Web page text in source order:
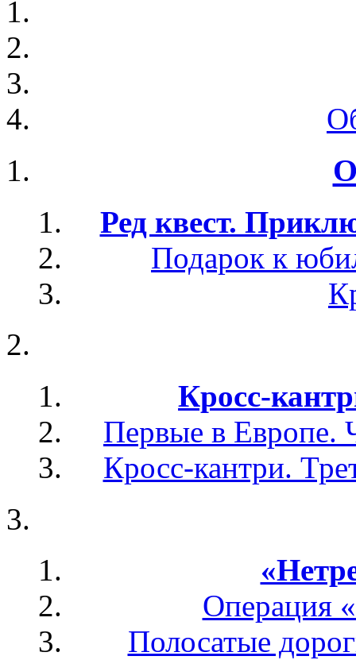
Ред квест.
Подарок к
Кросс-
Первые в Европе.
Кросс-кантри.
Операция
Полосатые